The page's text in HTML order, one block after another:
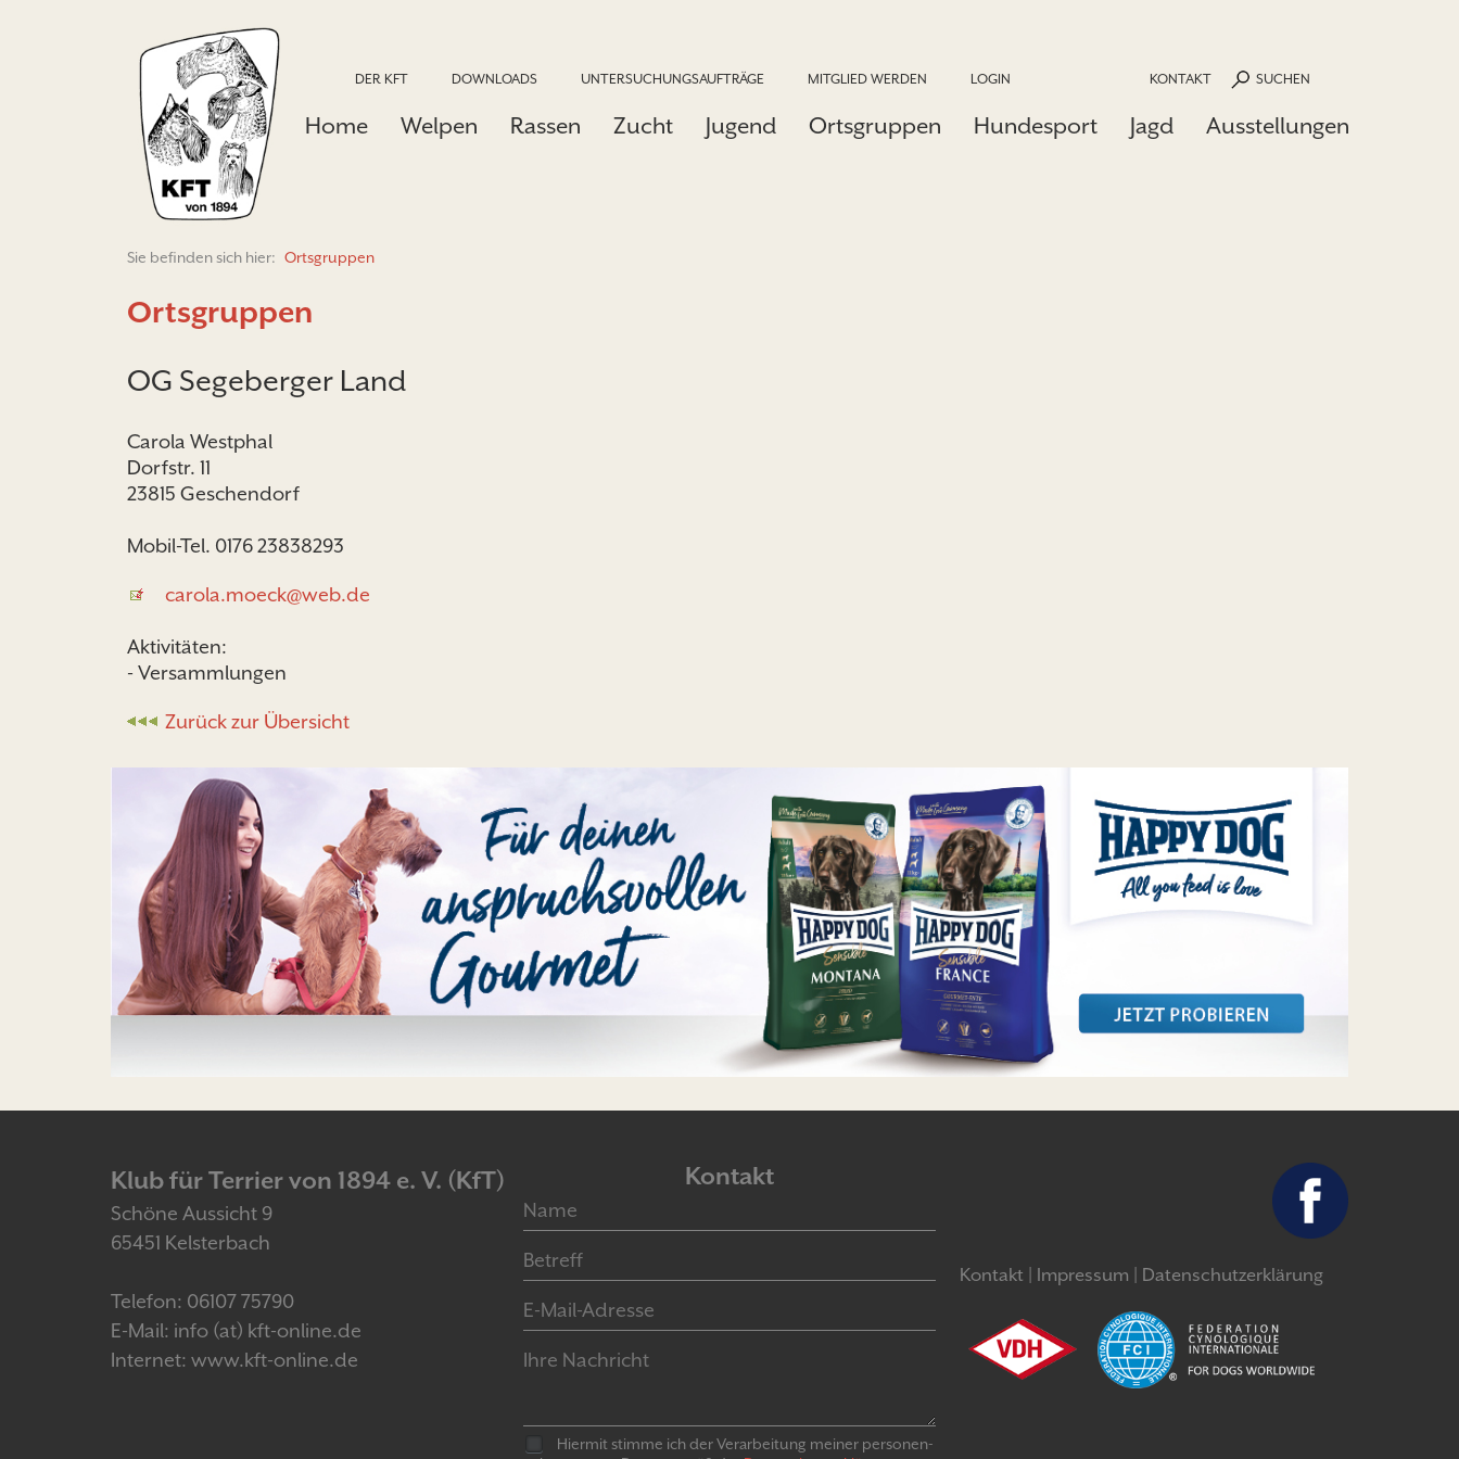
DER KFT DOWNLOADS UNTERSUCHUNGSAUFTRÄGE MITGLIED WERDEN LOGIN SUCHEN
KONTAKT
Home Welpen Rassen Zucht Jugend Ortsgruppen Hundesport Jagd Ausstellungen
Sie befinden sich hier: Ortsgruppen
Ortsgruppen
OG Segeberger Land
Carola Westphal
Dorfstr. 11
23815 Geschendorf
Mobil-Tel. 0176 23838293
carola.moeck@web.de
Aktivitäten:
- Versammlungen
Zurück zur Übersicht
Klub für Terrier von 1894 e. V. (KfT)
Schöne Aussicht 9
65451 Kelsterbach
Telefon: 06107 75790
E-Mail: info (at) kft-online.de
Internet: www.kft-online.de
Kontakt
Hiermit stimme ich der Verarbeitung meiner personen­
Kontakt Impressum Datenschutzerklärung